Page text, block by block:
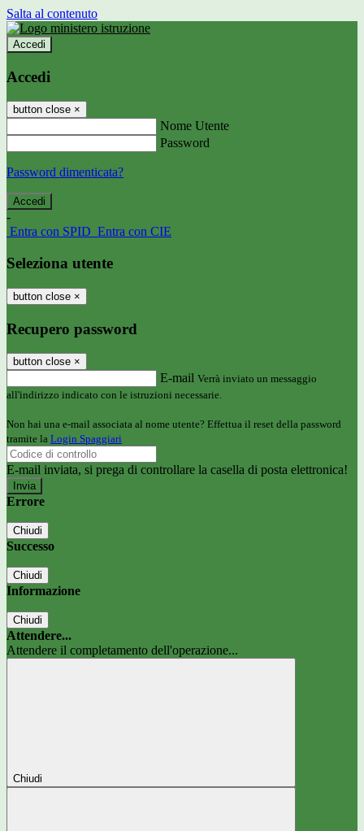
Salta al contenuto
Accedi
Accedi
button close ×
Nome Utente
Password
Password dimenticata?
-
Entra con SPID Entra con CIE
Seleziona utente
button close ×
Recupero password
button close ×
E-mail Verrà inviato un messaggio
all'indirizzo indicato con le istruzioni necessarie.
Non hai una e-mail associata al nome utente? Effettua il reset della password
tramite la Login Spaggiari
E-mail inviata, si prega di controllare la casella di posta elettronica!
Errore
Chiudi
Successo
Chiudi
Informazione
Chiudi
Attendere...
Attendere il completamento dell'operazione...
Chiudi